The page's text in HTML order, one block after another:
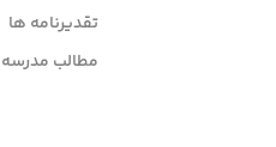
تقدیرنامه ها
مطالب مدرسه